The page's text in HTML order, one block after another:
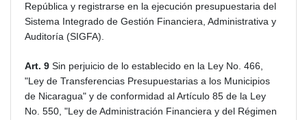
República y registrarse en la ejecución presupuestaria del
Sistema Integrado de Gestión Financiera, Administrativa y
Auditoría (SIGFA).
Art. 9 Sin perjuicio de lo establecido en la Ley No. 466,
"Ley de Transferencias Presupuestarias a los Municipios
de Nicaragua" y de conformidad al Artículo 85 de la Ley
No. 550, "Ley de Administración Financiera y del Régimen